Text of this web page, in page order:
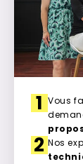
1 Vous
2 Nos